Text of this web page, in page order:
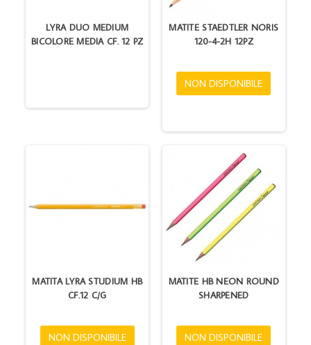
LYRA DUO MEDIUM
BICOLORE MEDIA CF. 12 PZ
MATITE STAEDTLER NORIS
120-4-2H 12PZ
NON DISPONIBILE
MATITA LYRA STUDIUM HB
CF.12 C/G
NON DISPONIBILE
MATITE HB NEON ROUND
SHARPENED
NON DISPONIBILE